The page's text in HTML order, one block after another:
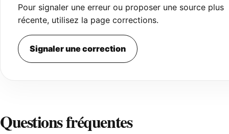
Pour signaler une erreur ou proposer une source plus
récente, utilisez la page corrections.
Signaler une correction
Questions fréquentes